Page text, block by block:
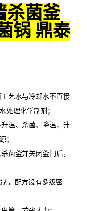
杀菌釜
锅 鼎泰
艺水与冷却水不直接
处理化学制剂；
温、杀菌、降温，升
；
釜并关闭釜门后，
，配方设有多级密